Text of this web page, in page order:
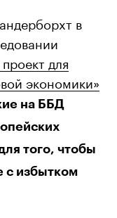
в
для
экономики»
на ББД
того, чтобы
с избытком